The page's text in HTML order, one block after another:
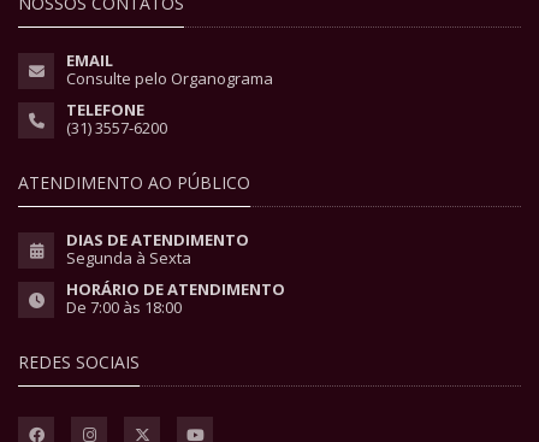
EMAIL
Consulte pelo Organograma
TELEFONE
(31) 3557-6200
ATENDIMENTO AO PÚBLICO
DIAS DE ATENDIMENTO
Segunda à Sexta
HORÁRIO DE ATENDIMENTO
De 7:00 às 18:00
REDES SOCIAIS